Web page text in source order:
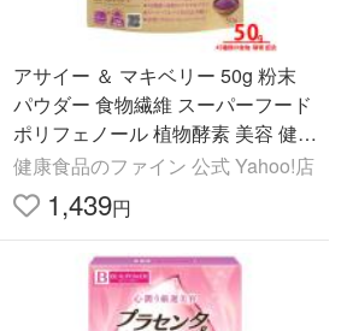
アサイー ＆ マキベリー 50g 粉末
パウダー 食物繊維 スーパーフード
ポリフェノール 植物酵素 美容 健康
サポート ファイン アサイーボウル
おいしい 爆買
健康食品のファイン 公式 Yahoo!店
1,439円